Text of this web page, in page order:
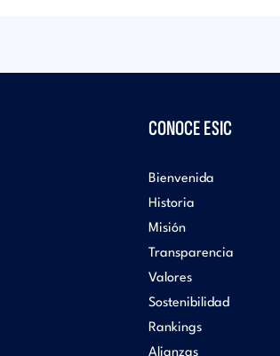
CONOCE ESIC
Bienvenida
Historia
Misión
Transparencia
Valores
Sostenibilidad
Rankings
Alianzas